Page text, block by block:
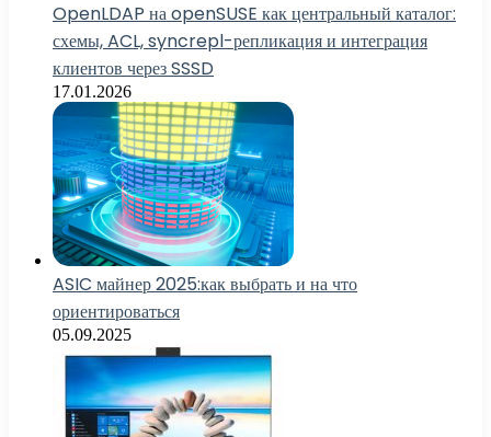
OpenLDAP на openSUSE как центральный каталог:
схемы, ACL, syncrepl-репликация и интеграция
клиентов через SSSD
17.01.2026
ASIC майнер 2025:как выбрать и на что
ориентироваться
05.09.2025